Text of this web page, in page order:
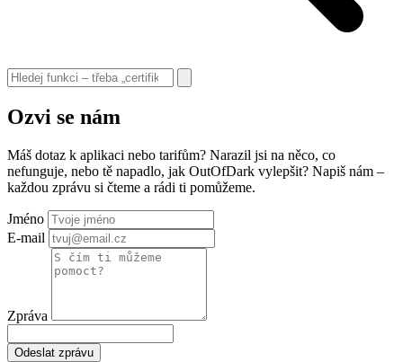
Ozvi se nám
Máš dotaz k aplikaci nebo tarifům? Narazil jsi na něco, co
nefunguje, nebo tě napadlo, jak OutOfDark vylepšit? Napiš nám –
každou zprávu si čteme a rádi ti pomůžeme.
Jméno
E-mail
Zpráva
Odeslat zprávu